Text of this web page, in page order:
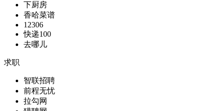
下厨房
香哈菜谱
12306
快递100
去哪儿
求职
智联招聘
前程无忧
拉勾网